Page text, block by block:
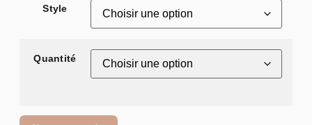
Style
Quantité